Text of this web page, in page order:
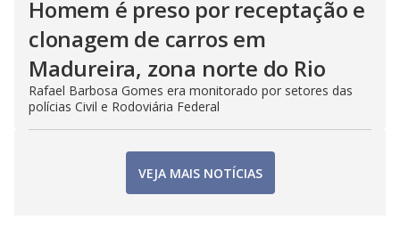
Homem é preso por receptação e
clonagem de carros em
Madureira, zona norte do Rio
Rafael Barbosa Gomes era monitorado por setores das
polícias Civil e Rodoviária Federal
VEJA MAIS NOTÍCIAS